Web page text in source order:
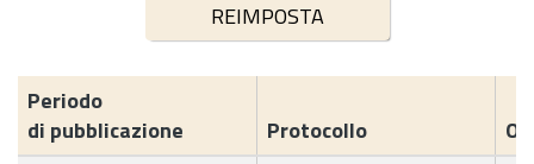
Periodo
di pubblicazione
Protocollo